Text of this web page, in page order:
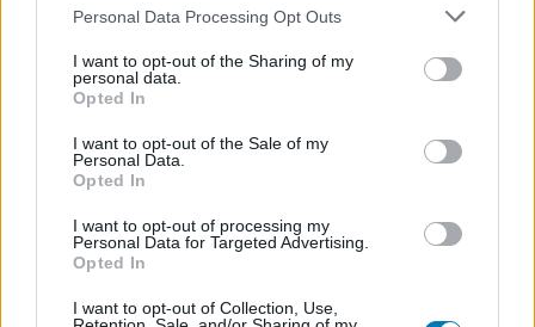
Please note that this website/app uses one or more Google
not limited to your visit or usage behaviour. You may click to
grant or deny consent to Google and its third-party tags to
use your data for below specified purposes in below Google
consent section.
Personal Data Processing Opt Outs
I want to opt-out of the Sharing of my
personal data.
Opted In
I want to opt-out of the Sale of my
Personal Data.
Opted In
I want to opt-out of processing my
Personal Data for Targeted Advertising.
Opted In
I want to opt-out of Collection, Use,
SMASH by Meló-Diák: Homok, zene és a nyár legjobb
hangulata – Jön a második forduló! (X)
Július végén folytatódik a balatoni strandröplabda-
sorozat.
#disney+ #toplista #nézettség #streaming